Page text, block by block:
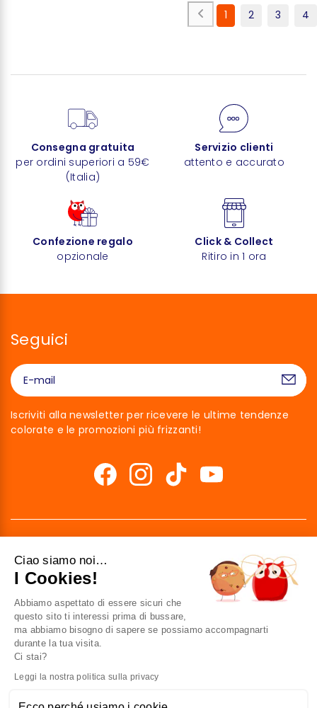
1 2 3 4
Consegna gratuita
per ordini superiori a 59€
(Italia)
Servizio clienti
attento e accurato
Confezione regalo
opzionale
Click & Collect
Ritiro in 1 ora
Seguici
Iscriviti alla newsletter per ricevere le ultime tendenze
colorate e le promozioni più frizzanti!
41 av. de l’agent Sarre
92700 Colombes
France
Ciao siamo noi…
I Cookies!
Abbiamo aspettato di essere sicuri che
questo sito ti interessi prima di bussare,
ma abbiamo bisogno di sapere se possiamo accompagnarti
durante la tua visita.
Ci stai?
Leggi la nostra politica sulla privacy